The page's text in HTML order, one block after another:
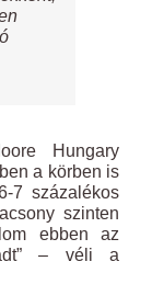
Hungary
a körben is
7 százalékos
szinten
ebben az
– véli a